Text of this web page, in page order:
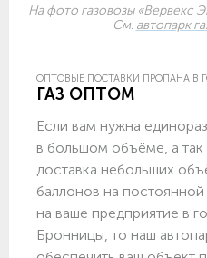
На фото газовозы «Вервекс
См. автопарк
ОПТОВЫЕ ПОСТАВКИ ПРОПАНА В
ГАЗ ОПТОМ
Если вам нужна
в большом объёме, а
доставка небольших
баллонов на
на ваше предприятие в
Бронницы, то наш